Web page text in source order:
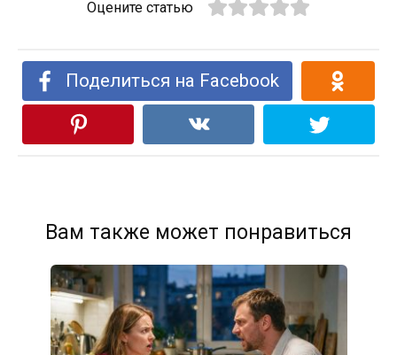
Оцените статью
Поделиться на Facebook
Вам также может понравиться